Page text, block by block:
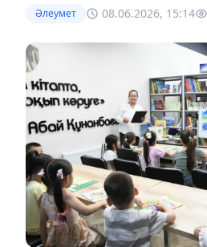
Әлеумет 08.06.2026, 15:14